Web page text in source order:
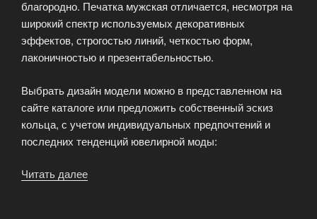
благородно. Печатка мужская отличается, несмотря на
широкий спектр используемых декоративных
эффектов, строгостью линий, четкостью форм,
лаконичностью и презентабельностью.
Выбрать дизайн модели можно в представленном на
сайте каталоге или предложить собственный эскиз
кольца, с учетом индивидуальных предпочтений и
последних тенденций ювелирной моды:
Читать далее